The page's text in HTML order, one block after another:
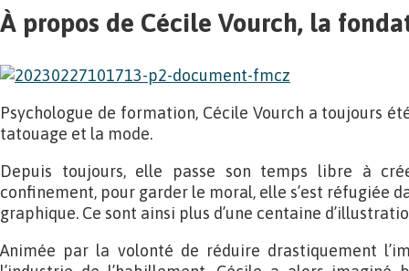
À propos de Cécile Vourch, la
Psychologue de formation, Cécile Vourch a toujours
tatouage et la mode.
Depuis toujours, elle passe son temps libre à
confinement, pour garder le moral, elle s’est réfugiée
graphique. Ce sont ainsi plus d’une centaine
Animée par la volonté de réduire drastiquement